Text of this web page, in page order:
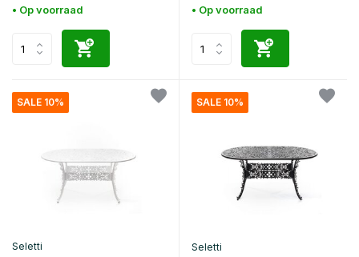
• Op voorraad • Op voorraad
SALE 10%
Seletti
SALE 10%
Seletti